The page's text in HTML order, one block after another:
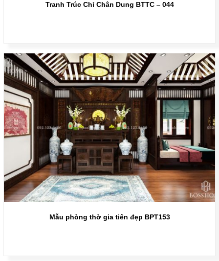
Tranh Trúc Chỉ Chân Dung BTTC – 044
Mẫu phòng thờ gia tiên đẹp BPT153